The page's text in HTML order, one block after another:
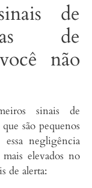
de
de
não
sinais de
são pequenos
negligência
elevados no
de alerta: